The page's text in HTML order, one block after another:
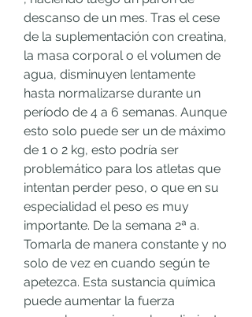
descanso de un mes. Tras el cese
de la suplementación con creatina,
la masa corporal o el volumen de
agua, disminuyen lentamente
hasta normalizarse durante un
período de 4 a 6 semanas. Aunque
esto solo puede ser un de máximo
de 1 o 2 kg, esto podría ser
problemático para los atletas que
intentan perder peso, o que en su
especialidad el peso es muy
importante. De la semana 2ª a.
Tomarla de manera constante y no
solo de vez en cuando según te
apetezca. Esta sustancia química
puede aumentar la fuerza